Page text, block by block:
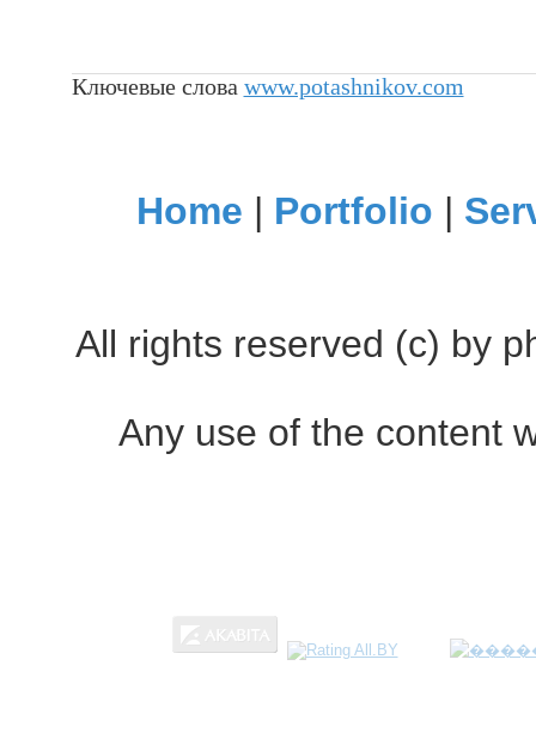
Ключевые слова www.potashnikov.com
Home | Portfolio |
All rights reserved (c) by
Any use of the content